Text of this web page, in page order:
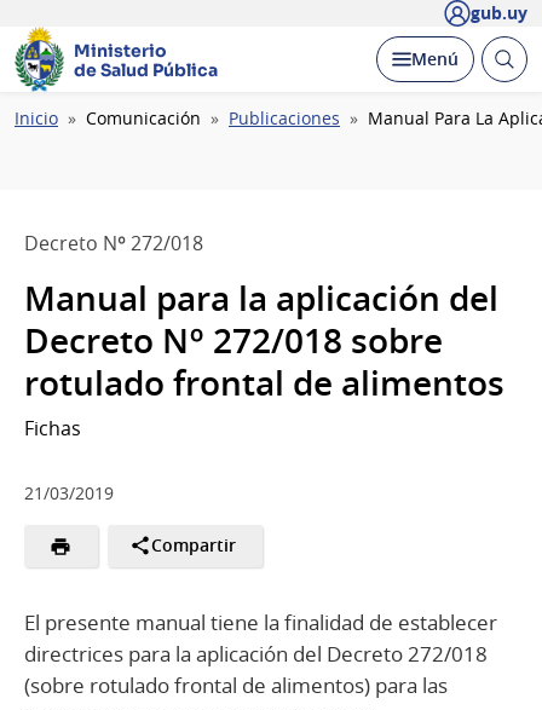
gub.uy
Ministerio
de Salud Pública
Desplegar
Menú Abrir
Ruta
Inicio Comunicación Publicaciones Manual Para La
Decreto Nº 272/018
Manual para la aplicación del
Decreto Nº 272/018 sobre
rotulado frontal de alimentos
Fichas
21/03/2019
Compartir
El presente manual tiene la finalidad de establecer
directrices para la aplicación del Decreto 272/018
(sobre rotulado frontal de alimentos) para las